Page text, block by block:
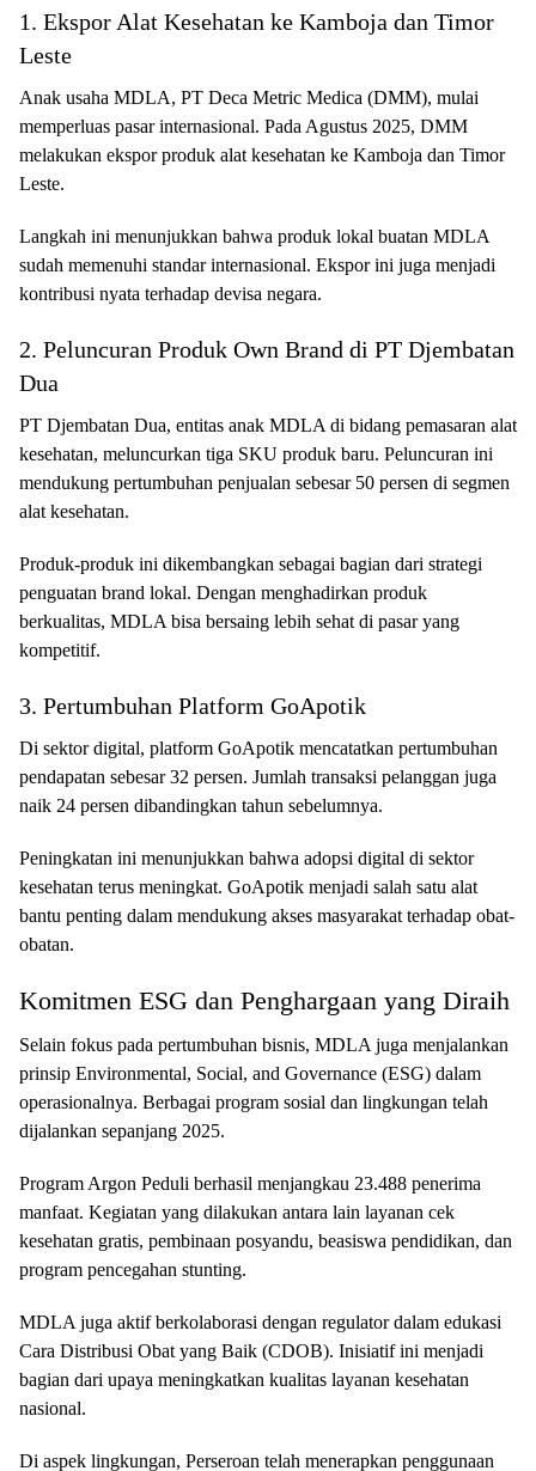
1. Ekspor Alat Kesehatan ke Kamboja dan Timor
Leste
Anak usaha MDLA, PT Deca Metric Medica (DMM), mulai
memperluas pasar internasional. Pada Agustus 2025, DMM
melakukan ekspor produk alat kesehatan ke Kamboja dan Timor
Leste.
Langkah ini menunjukkan bahwa produk lokal buatan MDLA
sudah memenuhi standar internasional. Ekspor ini juga menjadi
kontribusi nyata terhadap devisa negara.
2. Peluncuran Produk Own Brand di PT Djembatan
Dua
PT Djembatan Dua, entitas anak MDLA di bidang pemasaran alat
kesehatan, meluncurkan tiga SKU produk baru. Peluncuran ini
mendukung pertumbuhan penjualan sebesar 50 persen di segmen
alat kesehatan.
Produk-produk ini dikembangkan sebagai bagian dari strategi
penguatan brand lokal. Dengan menghadirkan produk
berkualitas, MDLA bisa bersaing lebih sehat di pasar yang
kompetitif.
3. Pertumbuhan Platform GoApotik
Di sektor digital, platform GoApotik mencatatkan pertumbuhan
pendapatan sebesar 32 persen. Jumlah transaksi pelanggan juga
naik 24 persen dibandingkan tahun sebelumnya.
Peningkatan ini menunjukkan bahwa adopsi digital di sektor
kesehatan terus meningkat. GoApotik menjadi salah satu alat
bantu penting dalam mendukung akses masyarakat terhadap obat-
obatan.
Komitmen ESG dan Penghargaan yang Diraih
Selain fokus pada pertumbuhan bisnis, MDLA juga menjalankan
prinsip Environmental, Social, and Governance (ESG) dalam
operasionalnya. Berbagai program sosial dan lingkungan telah
dijalankan sepanjang 2025.
Program Argon Peduli berhasil menjangkau 23.488 penerima
manfaat. Kegiatan yang dilakukan antara lain layanan cek
kesehatan gratis, pembinaan posyandu, beasiswa pendidikan, dan
program pencegahan stunting.
MDLA juga aktif berkolaborasi dengan regulator dalam edukasi
Cara Distribusi Obat yang Baik (CDOB). Inisiatif ini menjadi
bagian dari upaya meningkatkan kualitas layanan kesehatan
nasional.
Di aspek lingkungan, Perseroan telah menerapkan penggunaan